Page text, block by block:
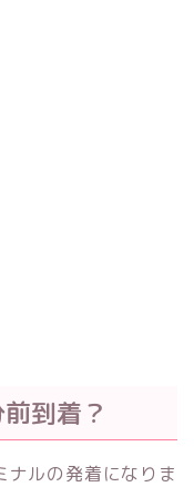
到着？
ナルの発着になりま